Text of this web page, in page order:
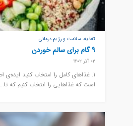
تغذیه، سلامت و رژیم درمانی
9 گام برای سالم خوردن
02 آذر 1402
1. غذاهای کامل را امتخاب کنید
است که غذاهایی را انتخاب کنیم که تا...